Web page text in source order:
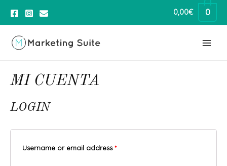
0,00€ 0
MI CUENTA
LOGIN
Username or email address*